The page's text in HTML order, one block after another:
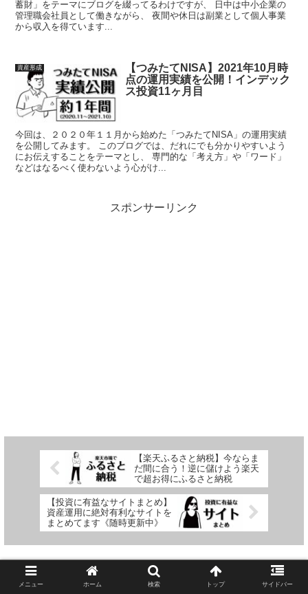
蓄財」をテーマにブログを綴ってるわけですが、 日中は中小企業の
管理職会社員として働きながら、 夜間や休日は副業として個人事業
から収入を得ています...
資産形成
【つみたてNISA】2021年10月時
点の運用実績を公開！インデック
ス投資11ヶ月目
今回は、２０２０年１１月から始めた「つみたてNISA」の運用実績
を公開してみます。 このブログでは、だれにでも分かりやすいよう
にお伝えすることをテーマとし、 専門的な「考え方」や「ワード」
などはなるべく使わないよう心がけ...
スポンサーリンク
【楽天ふるさと納税】今ならま
だ間に合う！逆に儲けよう楽天
で超お得にふるさと納税
【投資に有益なサイトまとめ】
資産運用に絶対有利なサイトを
まとめてます《随時更新中》
コメント
メニュー ホーム 検索 トップ サイドバー